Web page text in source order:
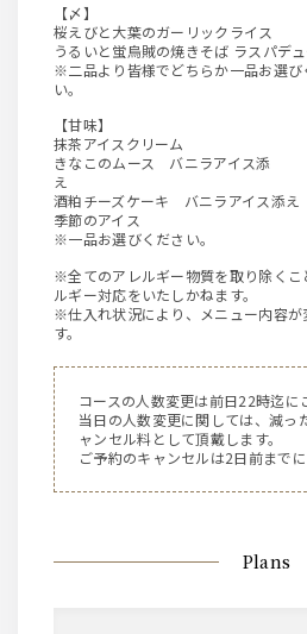
【〆】
桜えびと大葉のガーリックライス
うるいと蛍烏賊の焼きそば ラスパデ
※二品より皆様でどちらか一品お選び
い
【甘味】
抹茶アイスクリーム
きなこのムース バニラアイス添
酒粕チーズケーキ バニラアイス添え
季節のアイス
※一品お選びください。
※全てのアレルギー物質を取り除くこ
ルギー対応をいたしかねます。
※仕入れ状況により、メニュー内容が
す。
コースの人数変更は前日22時迄に
当日の人数変更に関しては、減っ
ャンセル料として頂戴します。
ご予約のキャンセルは2日前までに
Plans